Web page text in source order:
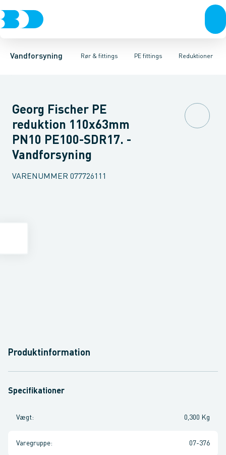
Vandforsyning Rør & fittings
Rør & fittingsKoblinger & anboringerMuffer, klemmer &
PE fittings
PE rørPE EL fittingsPE fittings Duktiljern fittingsReduktioner
Vinkler 90gr.Vinkler 60gr.Vinkler 45gr.Vinkler 30gr.Vinkler
Georg Fischer PE
reduktion 110x63mm
PN10 PE100-SDR17. -
Vandforsyning
VARENUMMER 077726111
Produktinformation
Specifikationer
Vægt: 0,300 Kg
Varegruppe: 07-376